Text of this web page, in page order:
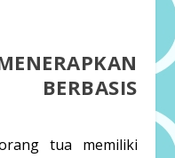
BERBASIS
tua memiliki